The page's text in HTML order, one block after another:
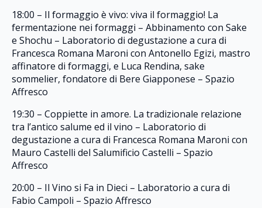
18:00 – Il formaggio è vivo: viva il formaggio! La
fermentazione nei formaggi – Abbinamento con Sake
e Shochu – Laboratorio di degustazione a cura di
Francesca Romana Maroni con Antonello Egizi, mastro
affinatore di formaggi, e Luca Rendina, sake
sommelier, fondatore di Bere Giapponese – Spazio
Affresco
19:30 – Coppiette in amore. La tradizionale relazione
tra l’antico salume ed il vino – Laboratorio di
degustazione a cura di Francesca Romana Maroni con
Mauro Castelli del Salumificio Castelli – Spazio
Affresco
20:00 – Il Vino si Fa in Dieci – Laboratorio a cura di
Fabio Campoli – Spazio Affresco